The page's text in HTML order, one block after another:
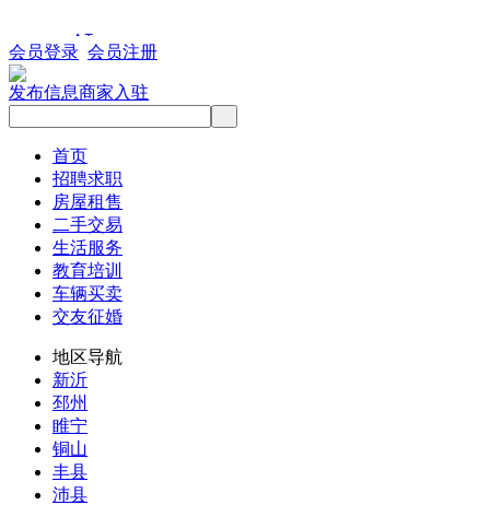
会员登录 会员注册
发布信息商家入驻
首页
招聘求职
房屋租售
二手交易
生活服务
教育培训
车辆买卖
交友征婚
地区导航
新沂
邳州
睢宁
铜山
丰县
沛县